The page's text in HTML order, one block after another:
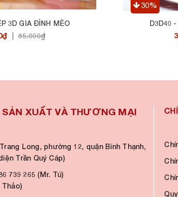
3D GIA ĐÌNH MÈO
85.000₫
30%
D3D40
SẢN XUẤT VÀ THƯƠNG MẠI
Long, phường 12, quận Bình Thạnh,
Trần Quý Cáp)
739 265 (Mr. Tú)
Thảo)